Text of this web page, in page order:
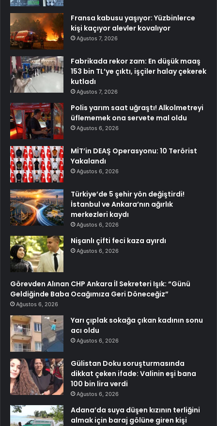
Fransa kabusu yaşıyor: Yüzbinlerce
kişi kaçıyor alevler kovalıyor
Ağustos 7, 2026
Fabrikada rekor zam: En düşük maaş
153 bin TL’ye çıktı, işçiler halay çekerek
kutladı
Ağustos 7, 2026
Polis yarım saat uğraştı! Alkolmetreyi
üflememek ona servete mal oldu
Ağustos 6, 2026
MİT’in DEAŞ Operasyonu: 10 Terörist
Yakalandı
Ağustos 6, 2026
Türkiye’de 5 şehir yön değiştirdi!
İstanbul ve Ankara’nın ağırlık
merkezleri kaydı
Ağustos 6, 2026
Nişanlı çifti feci kaza ayırdı
Ağustos 6, 2026
Görevden Alınan CHP Ankara İl Sekreteri Işık: “Günü
Geldiğinde Baba Ocağımıza Geri Döneceğiz”
Ağustos 6, 2026
Yarı çıplak sokağa çıkan kadının sonu
acı oldu
Ağustos 6, 2026
Gülistan Doku soruşturmasında
dikkat çeken ifade: Valinin eşi bana
100 bin lira verdi
Ağustos 6, 2026
Adana’da suya düşen kızının terliğini
almak için baraj gölüne giren kişi